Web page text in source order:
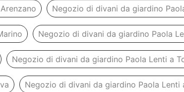
Negozio di divani da giardino
Negozio di divani da giardino Paola
Negozio di divani da giardino Paola Lenti a
Negozio di divani da giardino Paola Lenti